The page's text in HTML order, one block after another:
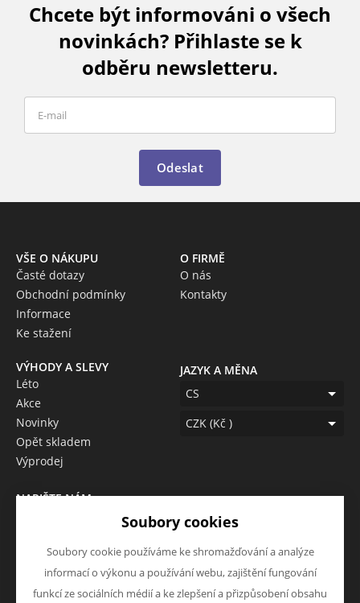
Chcete být informováni o všech
novinkách? Přihlaste se k
odběru newsletteru.
Odeslat
VŠE O NÁKUPU
Časté dotazy
Obchodní podmínky
Informace
Ke stažení
O FIRMĚ
O nás
Kontakty
VÝHODY A SLEVY
Léto
Akce
Novinky
Opět skladem
Výprodej
JAZYK A MĚNA
CS
CZK (Kč )
NAPIŠTE NÁM
Chcete nám něco sdělit o
shopu? Neváhejte napsat.
Soubory cookies
Soubory cookie používáme ke shromažďování a analýze
informací o výkonu a používání webu, zajištění fungování
funkcí ze sociálních médií a ke zlepšení a přizpůsobení obsahu